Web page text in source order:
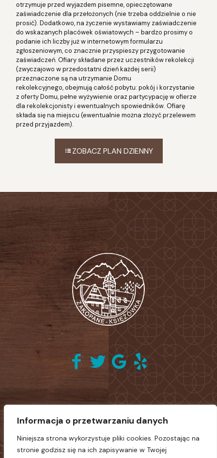
Informacja o przetwarzaniu danych
Niniejsza strona wykorzystuje pliki cookies. Pozostając na
stronie godzisz się na ich zapisywanie w Twojej
otrzymuje przed wyjazdem pisemne, opieczętowane
zaświadczenie dla przełożonych (nie trzeba oddzielnie o nie
prosić). Dodatkowo, na życzenie wystawiamy zaświadczenie
do wskazanych placówek oświatowych – bardzo prosimy o
podanie ich liczby już w internetowym formularzu
zgłoszeniowym, co znacznie przyspieszy przygotowanie
zaświadczeń. Ofiary składane przez uczestników rekolekcji
(zwyczajowo w przedostatni dzień każdej serii)
przeznaczone są na utrzymanie Domu
rekolekcyjnego, obejmują całość pobytu: pokój i korzystanie
z oferty Domu, pełne wyżywienie oraz partycypację w ofierze
dla rekolekcjonisty i ewentualnych spowiedników. Ofiarę
składa się na miejscu (ewentualnie można złożyć przelewem
przed przyjazdem).
ZOBACZ PLAN DZIENNY
na stronie Centrum Formacyjno-Szkoleniowego „Księżówka”
umieszczone zostały za zgodą osób, których dane dotyczą lub
umieszczone są na podstawie prawa. Więcej informacji w Polityce
ochrony danych osobowych.